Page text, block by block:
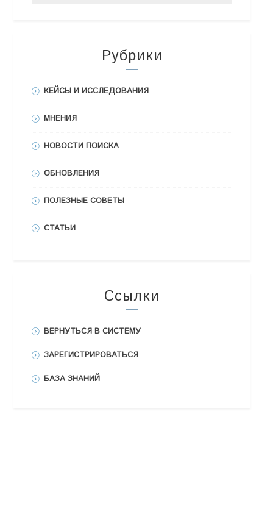
Рубрики
КЕЙСЫ И ИССЛЕДОВАНИЯ
МНЕНИЯ
НОВОСТИ ПОИСКА
ОБНОВЛЕНИЯ
ПОЛЕЗНЫЕ СОВЕТЫ
СТАТЬИ
Ссылки
ВЕРНУТЬСЯ В СИСТЕМУ
ЗАРЕГИСТРИРОВАТЬСЯ
БАЗА ЗНАНИЙ